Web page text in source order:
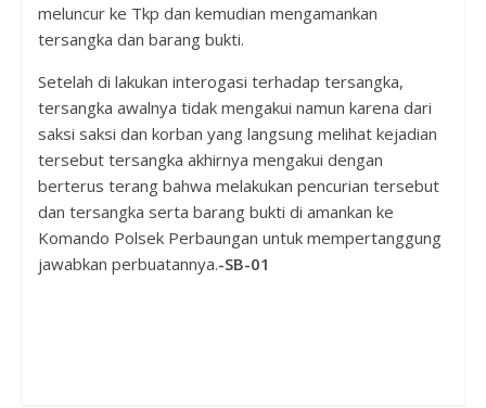
meluncur ke Tkp dan kemudian mengamankan
tersangka dan barang bukti.
Setelah di lakukan interogasi terhadap tersangka,
tersangka awalnya tidak mengakui namun karena dari
saksi saksi dan korban yang langsung melihat kejadian
tersebut tersangka akhirnya mengakui dengan
berterus terang bahwa melakukan pencurian tersebut
dan tersangka serta barang bukti di amankan ke
Komando Polsek Perbaungan untuk mempertanggung
jawabkan perbuatannya.-SB-01